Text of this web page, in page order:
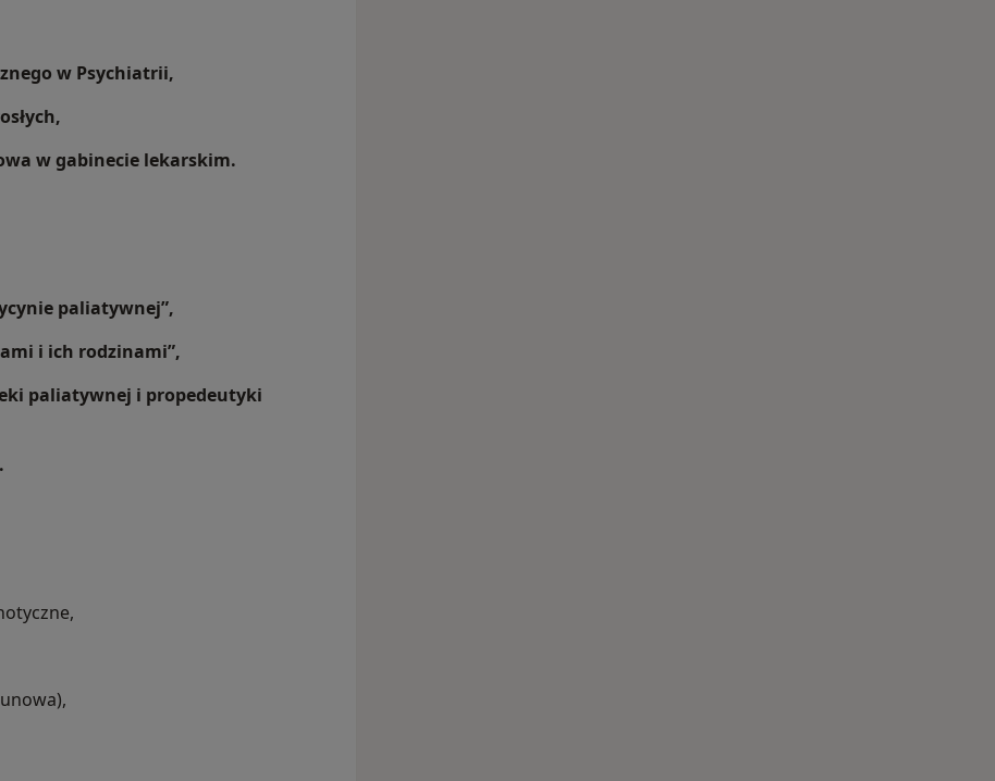
w Psychiatrii,
w gabinecie lekarskim.
paliatywnej”,
i ich rodzinami”,
paliatywnej i propedeutyki